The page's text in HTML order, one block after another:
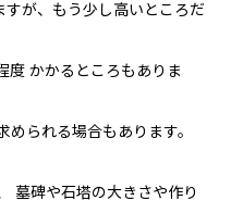
が、もう少し高いところだ
度 かかるところもありま
られる場合もあります。
墓碑や石塔の大きさや作り